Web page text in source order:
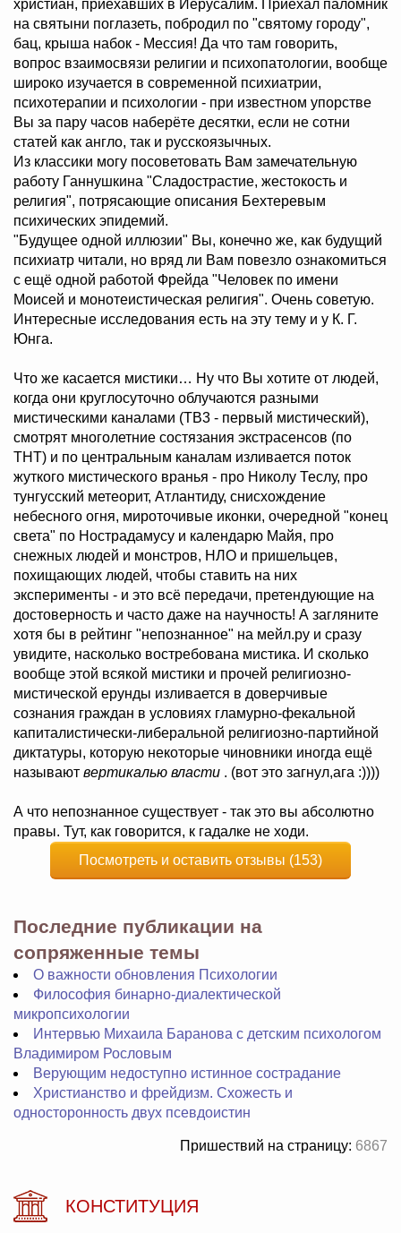
христиан, приехавших в Иерусалим. Приехал паломник
на святыни поглазеть, побродил по "святому городу",
бац, крыша набок - Мессия! Да что там говорить,
вопрос взаимосвязи религии и психопатологии, вообще
широко изучается в современной психиатрии,
психотерапии и психологии - при известном упорстве
Вы за пару часов наберёте десятки, если не сотни
статей как англо, так и русскоязычных.
Из классики могу посоветовать Вам замечательную
работу Ганнушкина "Сладострастие, жестокость и
религия", потрясающие описания Бехтеревым
психических эпидемий.
"Будущее одной иллюзии" Вы, конечно же, как будущий
психиатр читали, но вряд ли Вам повезло ознакомиться
с ещё одной работой Фрейда "Человек по имени
Моисей и монотеистическая религия". Очень советую.
Интересные исследования есть на эту тему и у К. Г.
Юнга.
Что же касается мистики… Ну что Вы хотите от людей,
когда они круглосуточно облучаются разными
мистическими каналами (ТВ3 - первый мистический),
смотрят многолетние состязания экстрасенсов (по
ТНТ) и по центральным каналам изливается поток
жуткого мистического вранья - про Николу Теслу, про
тунгусский метеорит, Атлантиду, снисхождение
небесного огня, мироточивые иконки, очередной "конец
света" по Нострадамусу и календарю Майя, про
снежных людей и монстров, НЛО и пришельцев,
похищающих людей, чтобы ставить на них
эксперименты - и это всё передачи, претендующие на
достоверность и часто даже на научность! А загляните
хотя бы в рейтинг "непознанное" на мейл.ру и сразу
увидите, насколько востребована мистика. И сколько
вообще этой всякой мистики и прочей религиозно-
мистической ерунды изливается в доверчивые
сознания граждан в условиях гламурно-фекальной
капиталистически-либеральной религиозно-партийной
диктатуры, которую некоторые чиновники иногда ещё
называют вертикалью власти . (вот это загнул,ага :))))
А что непознанное существует - так это вы абсолютно
правы. Тут, как говорится, к гадалке не ходи.
Посмотреть и оставить отзывы (153)
Последние публикации на
сопряженные темы
О важности обновления Психологии
Философия бинарно-диалектической
микропсихологии
Интервью Михаила Баранова с детским психологом
Владимиром Рословым
Верующим недоступно истинное сострадание
Христианство и фрейдизм. Схожесть и
односторонность двух псевдоистин
Пришествий на страницу: 6867
КОНСТИТУЦИЯ